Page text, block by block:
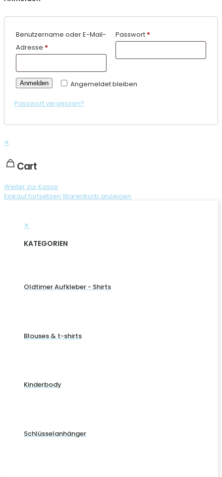
Benutzername oder E-Mail-
Adresse *
Passwort *
Angemeldet bleiben
Anmelden
Passwort vergessen?
✕
Cart
Weiter zur Kasse
Einkauf fortsetzen Warenkorb anzeigen
✕
KATEGORIEN
Oldtimer Aufkleber - Shirts
Blouses & t-shirts
Kinderbody
Schlüsselanhänger